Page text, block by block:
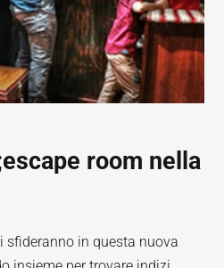
room nella
sfideranno in questa nuova